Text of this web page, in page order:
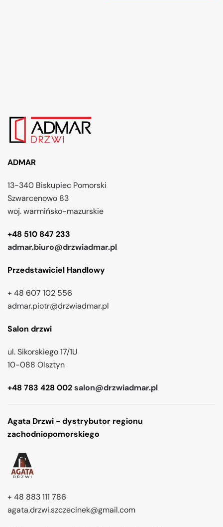
ADMAR
13-340 Biskupiec Pomorski
Szwarcenowo 83
woj. warmińsko-mazurskie
+48 510 847 233
admar.biuro@drzwiadmar.pl
Przedstawiciel Handlowy
+ 48 607 102 556
admar.piotr@drzwiadmar.pl
Salon drzwi
ul. Sikorskiego 17/1U
10-088 Olsztyn
+48 783 428 002salon@drzwiadmar.pl
Agata Drzwi - dystrybutor regionu
zachodniopomorskiego
+ 48 883 111 786
agata.drzwi.szczecinek@gmail.com